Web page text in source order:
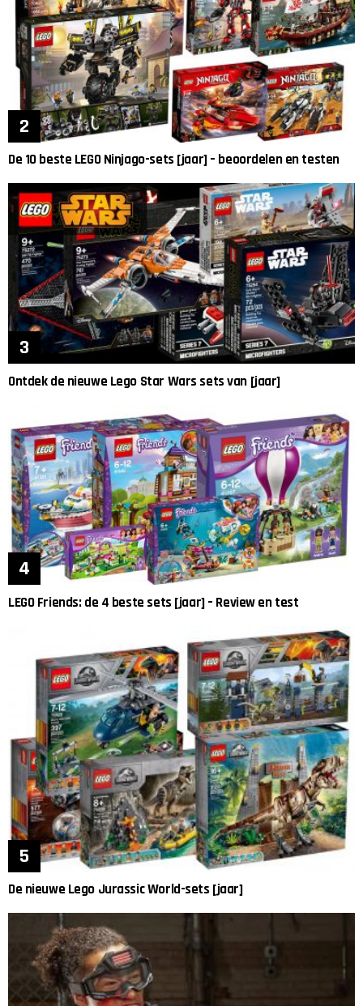
De 10 beste LEGO Ninjago-sets [jaar] – beoordelen en testen
Ontdek de nieuwe Lego Star Wars sets van [jaar]
LEGO Friends: de 4 beste sets [jaar] – Review en test
De nieuwe Lego Jurassic World-sets [jaar]